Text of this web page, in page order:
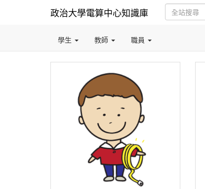
政治大學電算中心知識庫
學生 教師 職員